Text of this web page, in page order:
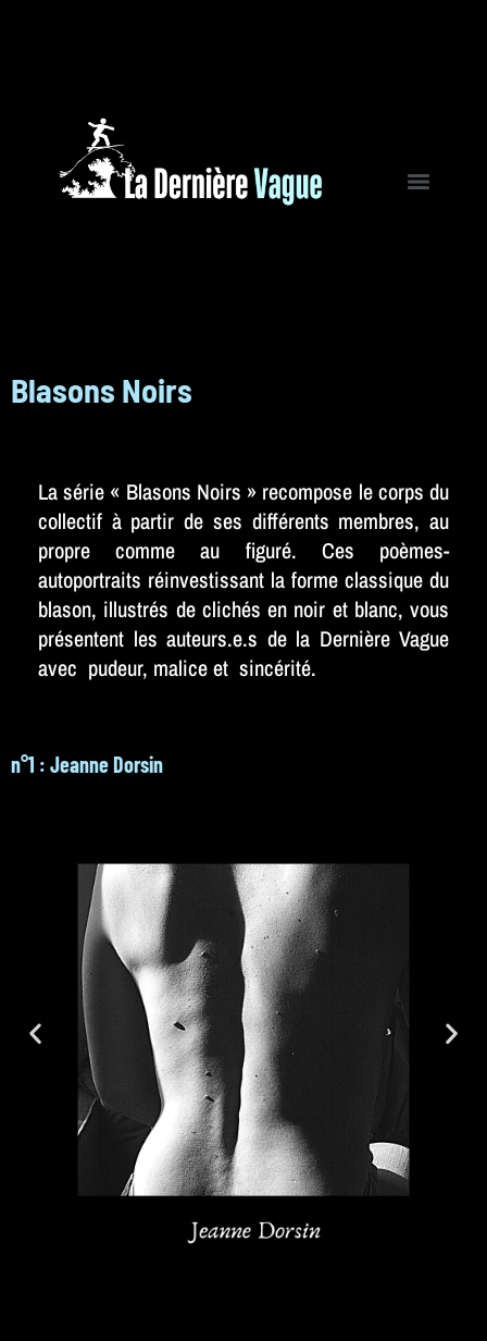
Blasons Noirs
La série « Blasons Noirs » recompose le corps du
collectif à partir de ses différents membres, au
propre comme au figuré. Ces poèmes-
autoportraits réinvestissant la forme classique du
blason, illustrés de clichés en noir et blanc, vous
présentent les auteurs.e.s de la Dernière Vague
avec pudeur, malice et sincérité.
n°1 : Jeanne Dorsin